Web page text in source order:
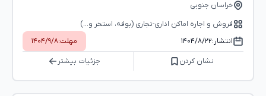
خراسان جنوبی
فروش و اجاره اماکن اداری-تجاری (بوفه، استخر و...)
انتشار:۱۴۰۴/۸/۲۲ مهلت:۱۴۰۴/۹/۸
نشان کردن جزئیات بیشتر